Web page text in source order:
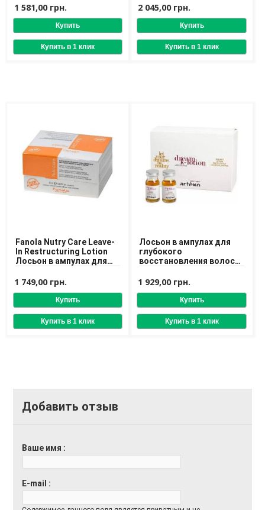
лосьон для волос
1 581,00 грн.
Care Repair AMP
2 045,00 грн.
Fanola Nutry Care Leave-
In Restructuring Lotion
Лосьон в ампулах для
волос
1 749,00 грн.
Лосьон в ампулах для
глубокого
восстановления волос
K-Lotion 12x8 ml
1 929,00 грн.
Добавить отзыв
Ваше имя
E-mail